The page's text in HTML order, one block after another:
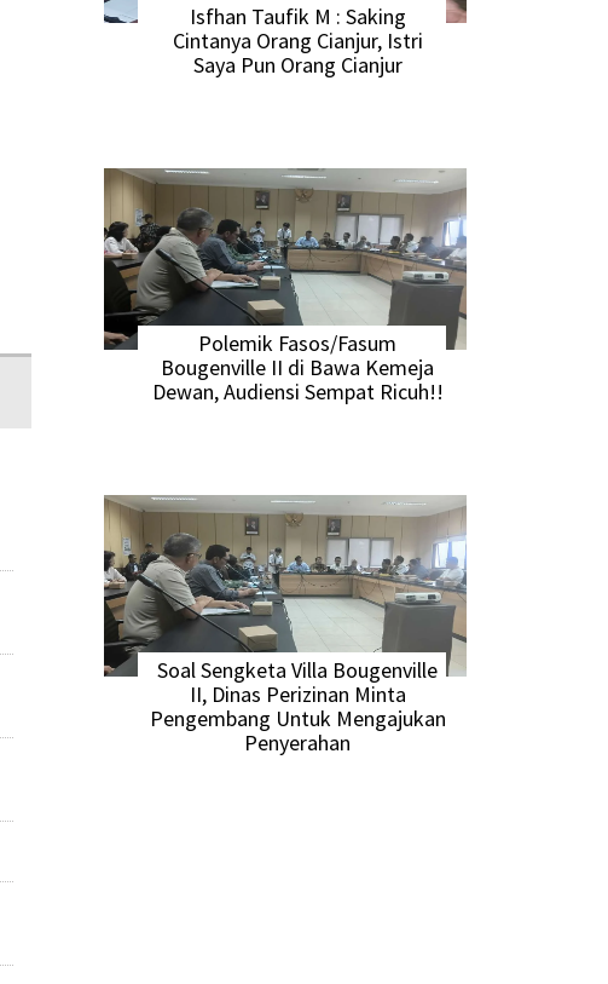
Isfhan Taufik M : Saking
Cintanya Orang Cianjur, Istri
Saya Pun Orang Cianjur
Polemik Fasos/Fasum
Bougenville II di Bawa Kemeja
Dewan, Audiensi Sempat Ricuh!!
Soal Sengketa Villa Bougenville
II, Dinas Perizinan Minta
Pengembang Untuk Mengajukan
Penyerahan